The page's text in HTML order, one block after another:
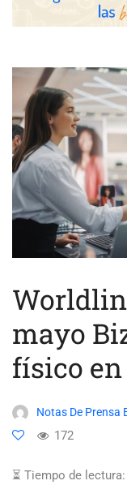
mayo
físico
Notas De Prensa
172
⏳ Tiempo de lectura: